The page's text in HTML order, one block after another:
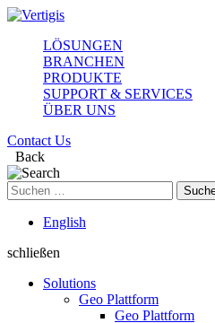
LÖSUNGEN
BRANCHEN
PRODUKTE
SUPPORT & SERVICES
ÜBER UNS
Contact Us
Back
Suchen
nach:
English
schließen
Solutions
Geo Plattform
Geo Plattform